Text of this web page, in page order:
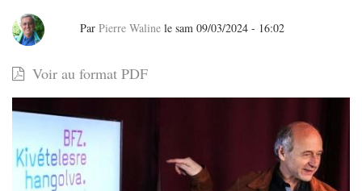
Pour
célébrer
son
jubilé,
l’Orchestre
Par Pierre Waline le sam 09/03/2024 - 16:02
Voir au format PDF